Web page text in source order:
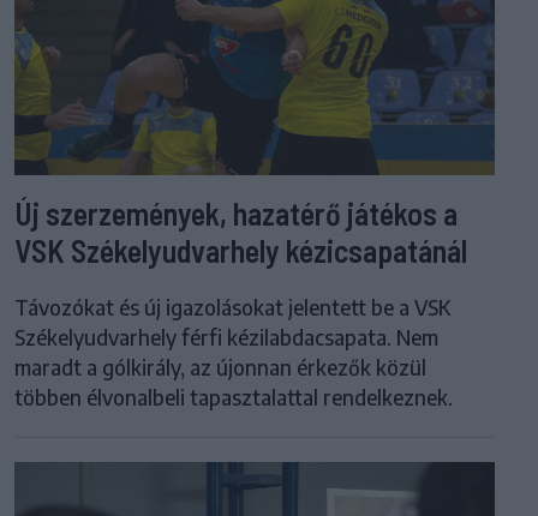
Új szerzemények, hazatérő játékos a
VSK Székelyudvarhely kézicsapatánál
Távozókat és új igazolásokat jelentett be a VSK
Székelyudvarhely férfi kézilabdacsapata. Nem
maradt a gólkirály, az újonnan érkezők közül
többen élvonalbeli tapasztalattal rendelkeznek.